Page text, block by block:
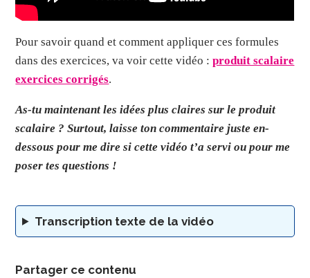
Pour savoir quand et comment appliquer ces formules
dans des exercices, va voir cette vidéo :produit scalaire
exercices corrigés.
As-tu maintenant les idées plus claires sur le produit
scalaire ?Surtout, laisse ton commentaire juste en-
dessous pour me dire si cette vidéo t’a servi ou pour me
poser tes questions !
Transcription texte de la vidéo
Partager ce contenu